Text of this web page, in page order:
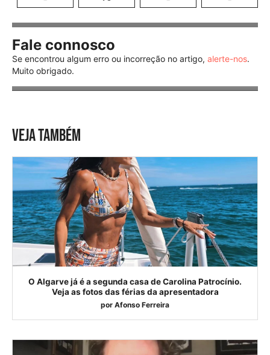
Fale connosco
Se encontrou algum erro ou incorreção no artigo, alerte-nos.
Muito obrigado.
VEJA TAMBÉM
O Algarve já é a segunda casa de Carolina Patrocínio.
Veja as fotos das férias da apresentadora
por Afonso Ferreira